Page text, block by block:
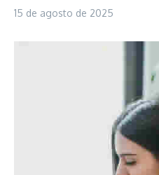
15 de agosto de 2025